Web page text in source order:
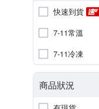
快速到貨
7-11常溫
7-11冷凍
商品狀況